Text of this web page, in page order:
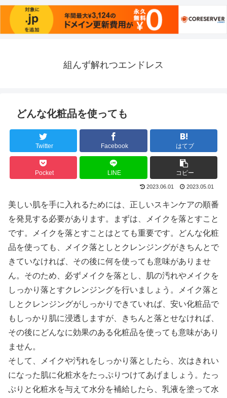
組んず解れつエンドレス
どんな化粧品を使っても
Twitter Facebook はてブ
Pocket LINE コピー
2023.06.01 2023.05.01
美しい肌を手に入れるためには、正しいスキンケアの順番
を発見する必要があります。まずは、メイクを落とすこと
です。メイクを落とすことはとても重要です。どんな化粧
品を使っても、メイク落としとクレンジングがきちんとで
きていなければ、その後に何を使っても意味がありませ
ん。そのため、必ずメイクを落とし、肌の汚れやメイクを
しっかり落とすクレンジングを行いましょう。メイク落と
しとクレンジングがしっかりできていれば、安い化粧品で
もしっかり肌に浸透しますが、きちんと落とせなければ、
その後にどんなに効果のある化粧品を使っても意味があり
ません。
そして、メイクや汚れをしっかり落としたら、次はきれい
になった肌に化粧水をたっぷりつけてあげましょう。たっ
ぷりと化粧水を与えて水分を補給したら、乳液を塗って水